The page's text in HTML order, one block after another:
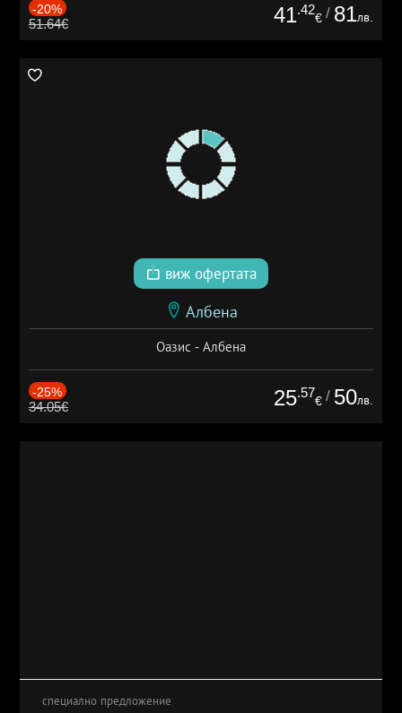
-20%
51.64€ 41.42
€ / 81лв.
виж офертата
Албена
Оазис - Албена
-25%
34.05€ 25.57
€ / 50лв.
специално предложение